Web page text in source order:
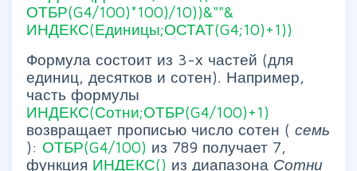
ОТБР(G4/100)*100)/10))&""&
ИНДЕКС(Единицы;ОСТАТ(G4;10)+1))
Формула состоит из 3-х частей (для
единиц, десятков и сотен). Например,
часть формулы
ИНДЕКС(Сотни;ОТБР(G4/100)+1)
возвращает прописью число сотен ( семь
): ОТБР(G4/100) из 789 получает 7,
функция ИНДЕКС() из диапазона Сотни